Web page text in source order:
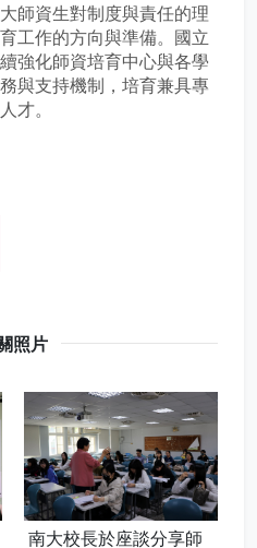
師資生對制度與責任的理
工作的方向與準備。國立
強化師資培育中心與各學
與支持機制，培育兼具專
才。
照片
南大校長於座談分享師